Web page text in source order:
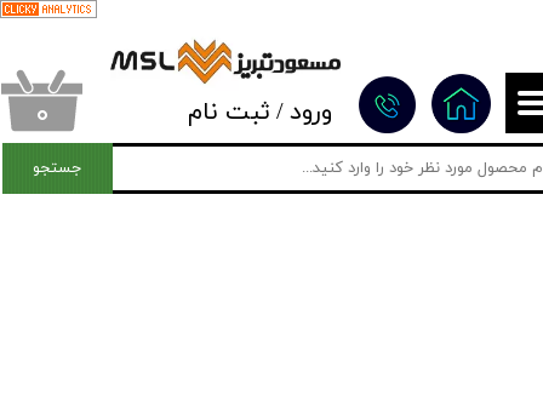
۰ ورود/ ثبت نام
تغییر گذر واژه
سفارشات
جستجو